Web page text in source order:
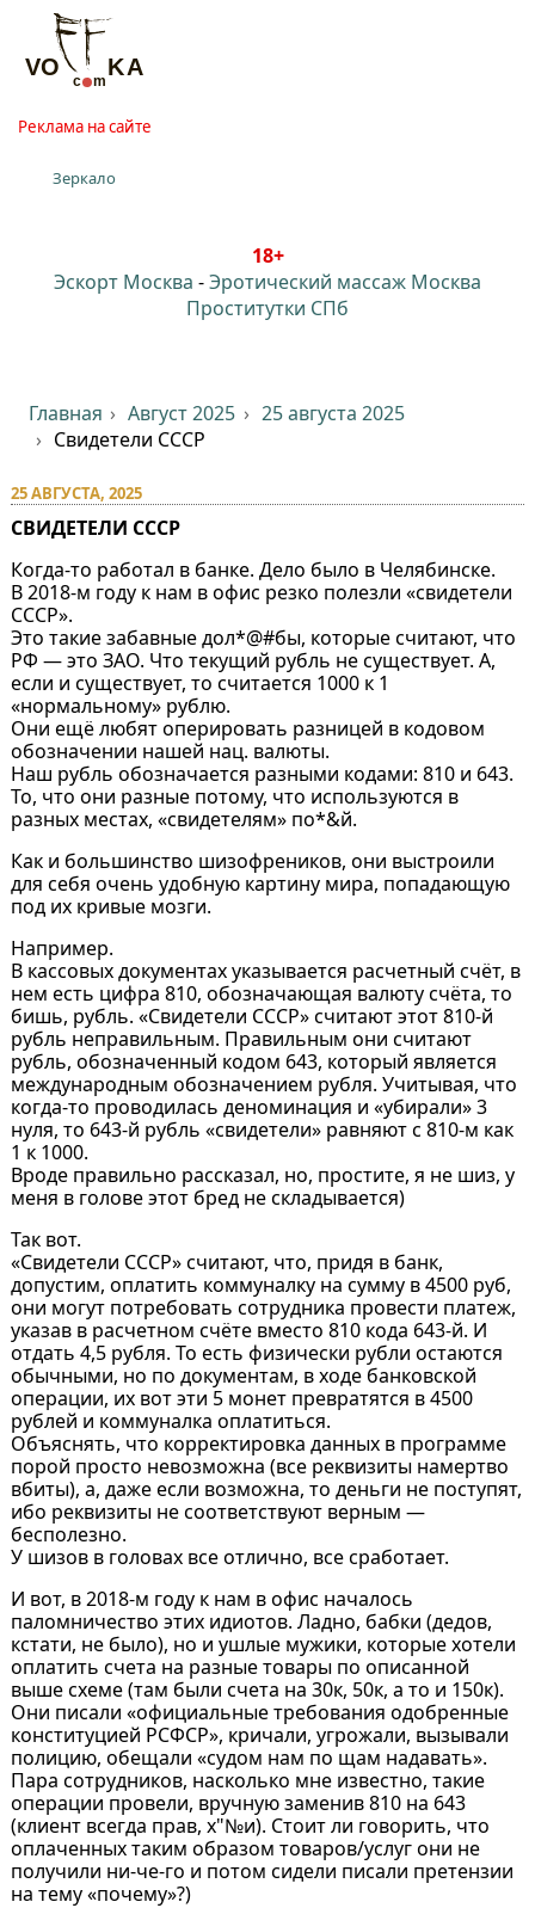
Реклама на сайте
Зеркало
18+
Эскорт Москва -Эротический массаж Москва
Проститутки СПб
Главная Август 2025
25 августа 2025
Свидетели СССР
25 АВГУСТА, 2025
СВИДЕТЕЛИ СССР
Когда-то работал в банке. Дело было в Челябинске.
В 2018-м году к нам в офис резко полезли «свидетели
СССР».
Это такие забавные дол*@#бы, которые считают, что
РФ — это ЗАО. Что текущий рубль не существует. А,
если и существует, то считается 1000 к 1
«нормальному» рублю.
Они ещё любят оперировать разницей в кодовом
обозначении нашей нац. валюты.
Наш рубль обозначается разными кодами: 810 и 643.
То, что они разные потому, что используются в
разных местах, «свидетелям» по*&й.
Как и большинство шизофреников, они выстроили
для себя очень удобную картину мира, попадающую
под их кривые мозги.
Например.
В кассовых документах указывается расчетный счёт, в
нем есть цифра 810, обозначающая валюту счёта, то
бишь, рубль. «Свидетели СССР» считают этот 810-й
рубль неправильным. Правильным они считают
рубль, обозначенный кодом 643, который является
международным обозначением рубля. Учитывая, что
когда-то проводилась деноминация и «убирали» 3
нуля, то 643-й рубль «свидетели» равняют с 810-м как
1 к 1000.
Вроде правильно рассказал, но, простите, я не шиз, у
меня в голове этот бред не складывается)
Так вот.
«Свидетели СССР» считают, что, придя в банк,
допустим, оплатить коммуналку на сумму в 4500 руб,
они могут потребовать сотрудника провести платеж,
указав в расчетном счёте вместо 810 кода 643-й. И
отдать 4,5 рубля. То есть физически рубли остаются
обычными, но по документам, в ходе банковской
операции, их вот эти 5 монет превратятся в 4500
рублей и коммуналка оплатиться.
Объяснять, что корректировка данных в программе
порой просто невозможна (все реквизиты намертво
вбиты), а, даже если возможна, то деньги не поступят,
ибо реквизиты не соответствуют верным —
бесполезно.
У шизов в головах все отлично, все сработает.
И вот, в 2018-м году к нам в офис началось
паломничество этих идиотов. Ладно, бабки (дедов,
кстати, не было), но и ушлые мужики, которые хотели
оплатить счета на разные товары по описанной
выше схеме (там были счета на 30к, 50к, а то и 150к).
Они писали «официальные требования одобренные
конституцией РСФСР», кричали, угрожали, вызывали
полицию, обещали «судом нам по щам надавать».
Пара сотрудников, насколько мне известно, такие
операции провели, вручную заменив 810 на 643
(клиент всегда прав, х"№и). Стоит ли говорить, что
оплаченных таким образом товаров/услуг они не
получили ни-че-го и потом сидели писали претензии
на тему «почему»?)